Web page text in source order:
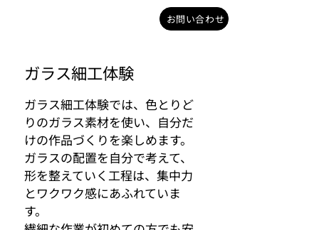
お問い合わせ
ガラス細工体験
ガラス細工体験では、色とりど
りのガラス素材を使い、自分だ
けの作品づくりを楽しめます。
ガラスの配置を自分で考えて、
形を整えていく工程は、集中力
とワクワク感にあふれていま
す。